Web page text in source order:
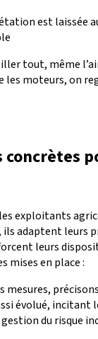
est laissée
tout, même
les moteurs, on
concrètes
les exploitants
ils adaptent leurs
leurs
mises en place :
mesures,
évolué, incitant
du risque